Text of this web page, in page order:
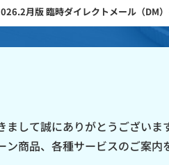
月版 臨時ダイレクトメール（DM
して誠にありがとうございま
商品、各種サービスのご案内